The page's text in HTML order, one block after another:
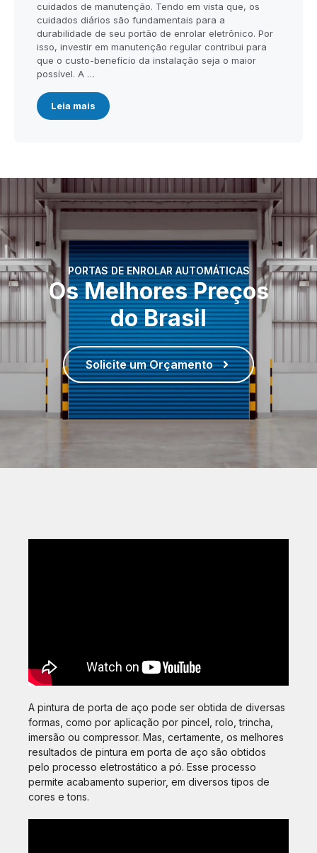
cuidados de manutenção. Tendo em vista que, os
cuidados diários são fundamentais para a
durabilidade de seu portão de enrolar eletrônico. Por
isso, investir em manutenção regular contribui para
que o custo-benefício da instalação seja o maior
possível. A …
Leia mais
PORTAS DE ENROLAR AUTOMÁTICAS
Os Melhores Preços
do Brasil
Solicite um Orçamento
A pintura de porta de aço pode ser obtida de diversas
formas, como por aplicação por pincel, rolo, trincha,
imersão ou compressor. Mas, certamente, os melhores
resultados de pintura em porta de aço são obtidos
pelo processo eletrostático a pó. Esse processo
permite acabamento superior, em diversos tipos de
cores e tons.